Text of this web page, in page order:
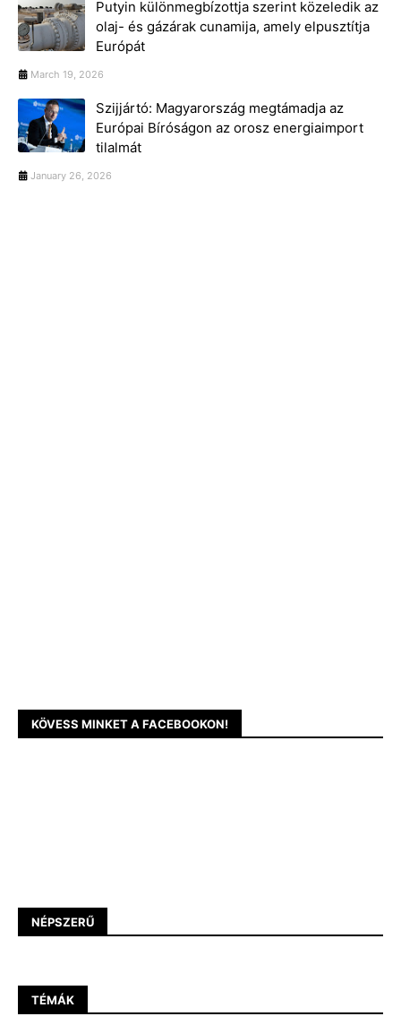
Putyin különmegbízottja szerint közeledik az
olaj- és gázárak cunamija, amely elpusztítja
Európát
March 19, 2026
Szijjártó: Magyarország megtámadja az
Európai Bíróságon az orosz energiaimport
tilalmát
January 26, 2026
KÖVESS MINKET A FACEBOOKON!
NÉPSZERŰ
TÉMÁK